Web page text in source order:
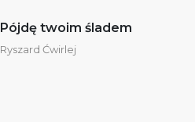
Pójdę twoim śladem
Ryszard Ćwirlej